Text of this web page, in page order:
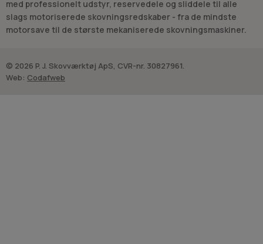
med professionelt udstyr, reservedele og sliddele til alle
slags motoriserede skovningsredskaber - fra de mindste
motorsave til de største mekaniserede skovningsmaskiner.
© 2026 P. J. Skovværktøj ApS, CVR-nr. 30827961.
Web: Codafweb